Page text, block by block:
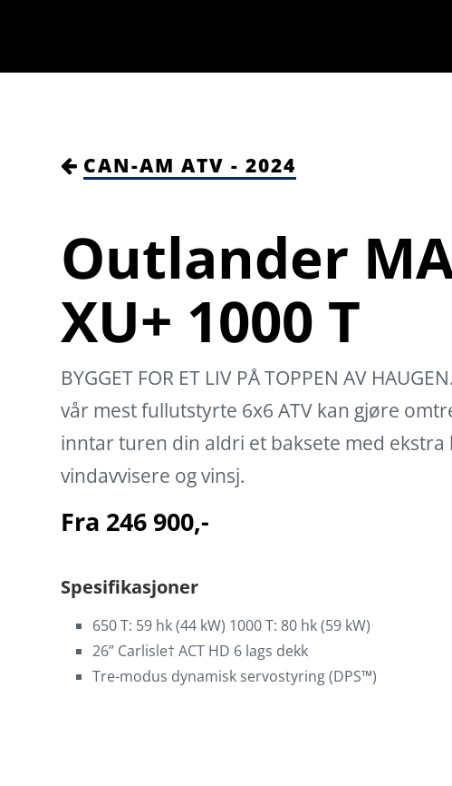
CAN-AM ATV - 2024
Outlander
XU+ 1000 T
BYGGET FOR ET LIV PÅ TOPPEN AV
vår mest fullutstyrte 6x6 ATV kan gjøre
inntar turen din aldri et baksete med ekstra
vindavvisere og vinsj.
Fra 246 900,-
Spesifikasjoner
650 T: 59 hk (44 kW) 1000 T: 80 hk (59 kW)
26” Carlisle† ACT HD 6 lags dekk
Tre-modus dynamisk servostyring (DPS™)